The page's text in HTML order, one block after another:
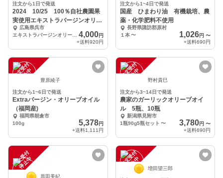
注文から1日で発送
2024 10/25 100％自社農園果
実使用エキストラバージンオリー
ブオイル
広島県呉市
4,000円
+送料920円
注文から1~4日で発送
国産 ひまわり油 有機栽培、農
薬・化学肥料不使用
長野県諏訪郡原村
１本 〜 1,026円 〜
+送料690円
注
文
受
付
停
止
中 豊原綾子
注文から1~6日で発送
Extraバージン・オリーブオイル
（福岡産)
福岡県朝倉市
100g
5,378円
+送料1,111円
注
文
受
付
停
止
中 野村貴巳
注文から3~14日で発送
農家のガーリックオリーブオイ
ル 5瓶、10瓶
新潟県見附市
1瓶90g5瓶セット 〜 3,780円 〜
+送料690円
注
文
受
付
停
止
中
原田美紀
注
文
受
付
停
止
中 増田望三郎